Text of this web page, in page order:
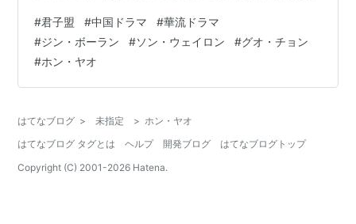
かりだから？と言う感じ。 もしくはそのように編集し直
したのかもしれないけど、少なくともここまではブロマ
ンス目当てで見たら失望するかも。 私はそこ目当てでは
ないのでOK それにしてもまだなんだかわからない。 長
ては常道な…
#君子盟 #中国ドラマ #華流ドラマ
#ジン・ボーラン #ソン・ウェイロン #グオ・チョン
#ホン・ヤオ
はてなブログ > 未指定 > ホン・ヤオ
はてなブログ タグとは
ヘルプ 開発ブログ
はてなブログトップ
Copyright (C) 2001-2026 Hatena.